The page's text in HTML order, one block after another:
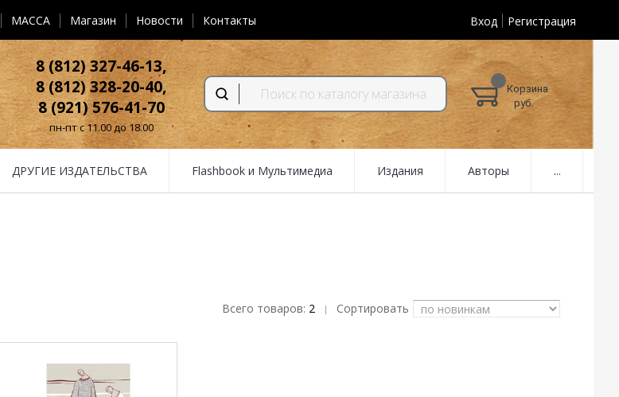
MACCA Магазин Новости Контакты Вход Регистрация
8 (812) 327-46-13,
8 (812) 328-20-40,
8 (921) 576-41-70
пн-пт с 11.00 до 18.00
Корзина
руб.
ДРУГИЕ ИЗДАТЕЛЬСТВА Flashbook и Мультимедиа Издания Авторы ...
Всего товаров: 2 | Сортировать